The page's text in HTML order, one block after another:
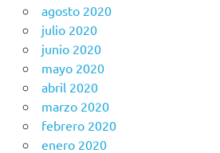
agosto 2020
julio 2020
junio 2020
mayo 2020
abril 2020
marzo 2020
febrero 2020
enero 2020